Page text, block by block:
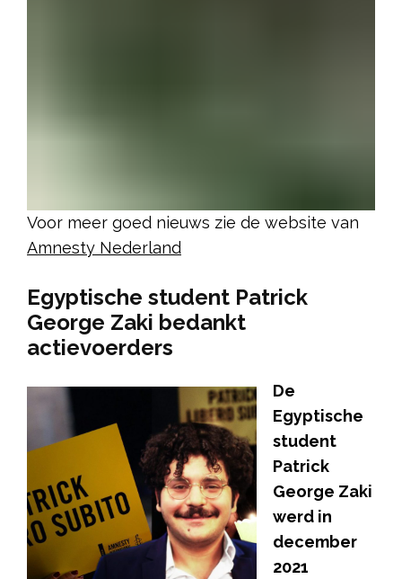
Voor meer goed nieuws zie de website van
Amnesty Nederland
Egyptische student Patrick
George Zaki bedankt
actievoerders
De
Egyptische
student
Patrick
George Zaki
werd in
december
2021